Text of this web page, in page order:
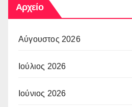
Αρχείο
Αύγουστος 2026
Ιούλιος 2026
Ιούνιος 2026